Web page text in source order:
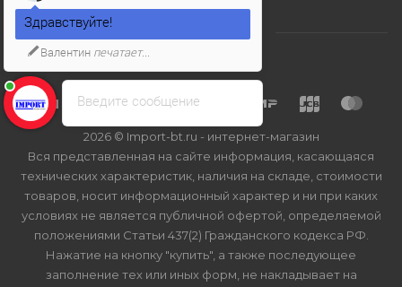
2026 © Import-bt.ru - интернет-магазин
Вся представленная на сайте информация, касающаяся
технических характеристик, наличия на складе, стоимости
товаров, носит информационный характер и ни при каких
условиях не является публичной офертой, определяемой
положениями Статьи 437(2) Гражданского кодекса РФ.
Нажатие на кнопку "купить", а также последующее
заполнение тех или иных форм, не накладывает на
Введите сообщение
Здравствуйте!
Валентин печатает...